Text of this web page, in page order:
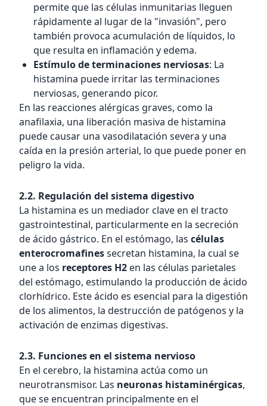
permite que las células inmunitarias lleguen
rápidamente al lugar de la "invasión", pero
también provoca acumulación de líquidos, lo
que resulta en inflamación y edema.
Estímulo de terminaciones nerviosas: La
histamina puede irritar las terminaciones
nerviosas, generando picor.
En las reacciones alérgicas graves, como la
anafilaxia, una liberación masiva de histamina
puede causar una vasodilatación severa y una
caída en la presión arterial, lo que puede poner en
peligro la vida.
2.2. Regulación del sistema digestivo
La histamina es un mediador clave en el tracto
gastrointestinal, particularmente en la secreción
de ácido gástrico. En el estómago, las células
enterocromafinessecretan histamina, la cual se
une a los receptores H2 en las células parietales
del estómago, estimulando la producción de ácido
clorhídrico. Este ácido es esencial para la digestión
de los alimentos, la destrucción de patógenos y la
activación de enzimas digestivas.
2.3. Funciones en el sistema nervioso
En el cerebro, la histamina actúa como un
neurotransmisor. Las neuronas histaminérgicas,
que se encuentran principalmente en el